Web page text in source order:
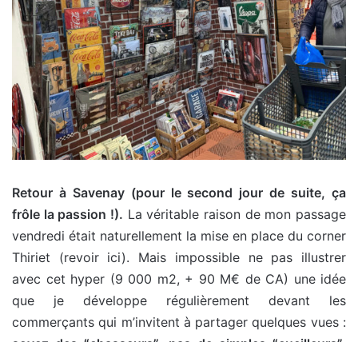
Retour à Savenay (pour le second jour de suite, ça
frôle la passion !). La véritable raison de mon passage
vendredi était naturellement la mise en place du corner
Thiriet (revoir ici). Mais impossible ne pas illustrer
avec cet hyper (9 000 m2, + 90 M€ de CA) une idée
que je développe régulièrement devant les
commerçants qui m’invitent à partager quelques vues :